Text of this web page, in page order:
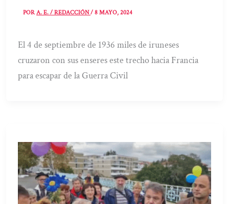
PORA. E. / REDACCIÓN/8 MAYO, 2024
El 4 de septiembre de 1936 miles de iruneses
cruzaron con sus enseres este trecho hacia Francia
para escapar de la Guerra Civil